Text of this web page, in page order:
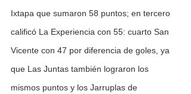
Ixtapa que sumaron 58 puntos; en tercero
calificó La Experiencia con 55: cuarto San
Vicente con 47 por diferencia de goles, ya
que Las Juntas también lograron los
mismos puntos y los Jarruplas de